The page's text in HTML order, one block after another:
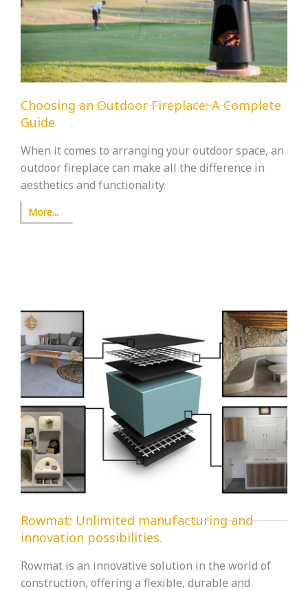
Choosing an Outdoor Fireplace: A Complete
Guide
When it comes to arranging your outdoor space, an
outdoor fireplace can make all the difference in
aesthetics and functionality.
More...
Rowmat: Unlimited manufacturing and
innovation possibilities.
Rowmat is an innovative solution in the world of
construction, offering a flexible, durable and